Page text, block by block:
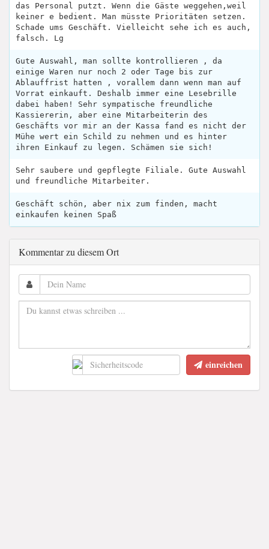
das Personal putzt. Wenn die Gäste weggehen,weil
keiner e bedient. Man müsste Prioritäten setzen.
Schade ums Geschäft. Vielleicht sehe ich es auch,
falsch. Lg
Gute Auswahl, man sollte kontrollieren , da
einige Waren nur noch 2 oder Tage bis zur
Ablauffrist hatten , vorallem dann wenn man auf
Vorrat einkauft. Deshalb immer eine Lesebrille
dabei haben! Sehr sympatische freundliche
Kassiererin, aber eine Mitarbeiterin des
Geschäfts vor mir an der Kassa fand es nicht der
Mühe wert ein Schild zu nehmen und es hinter
ihren Einkauf zu legen. Schämen sie sich!
Sehr saubere und gepflegte Filiale. Gute Auswahl
und freundliche Mitarbeiter.
Geschäft schön, aber nix zum finden, macht
einkaufen keinen Spaß
Kommentar zu diesem Ort
einreichen